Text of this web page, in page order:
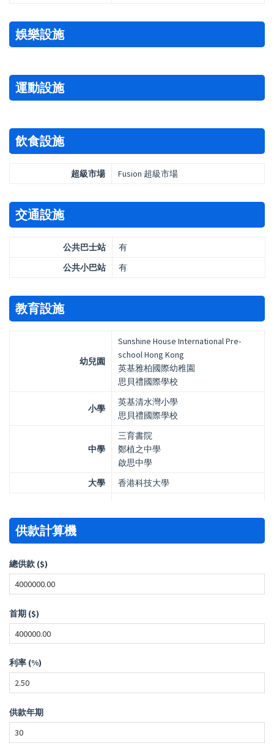
娛樂設施
運動設施
飲食設施
超級市場 Fusion 超級市場
交通設施
公共巴士站
有
公共小巴站
有
教育設施
幼兒園
Sunshine House International Pre-
school Hong Kong
英基雅柏國際幼稚園
思貝禮國際學校
小學
英基清水灣小學
思貝禮國際學校
中學
三育書院
鄭植之中學
啟思中學
大學
香港科技大學
供款計算機
總供款 ($)
首期 ($)
利率 (%)
供款年期